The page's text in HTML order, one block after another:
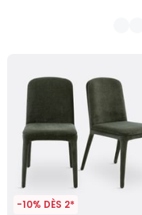
-10% DÈS 2*